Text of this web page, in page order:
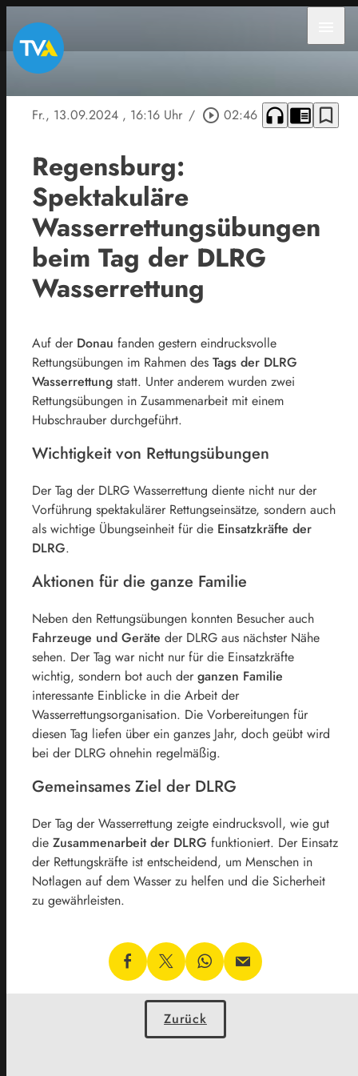
Fr., 13.09.2024 , 16:16 Uhr / play_circle_outline 02:46 headphones chrome_reader_mode bookmark_border
Regensburg:
Spektakuläre
Wasserrettungsübungen
beim Tag der DLRG
Wasserrettung
Auf der Donau fanden gestern eindrucksvolle
Rettungsübungen im Rahmen des Tags der DLRG
Wasserrettung statt. Unter anderem wurden zwei
Rettungsübungen in Zusammenarbeit mit einem
Hubschrauber durchgeführt.
Wichtigkeit von Rettungsübungen
Der Tag der DLRG Wasserrettung diente nicht nur der
Vorführung spektakulärer Rettungseinsätze, sondern auch
als wichtige Übungseinheit für die Einsatzkräfte der
DLRG.
Aktionen für die ganze Familie
Neben den Rettungsübungen konnten Besucher auch
Fahrzeuge und Geräte der DLRG aus nächster Nähe
sehen. Der Tag war nicht nur für die Einsatzkräfte
wichtig, sondern bot auch der ganzen Familie
interessante Einblicke in die Arbeit der
Wasserrettungsorganisation. Die Vorbereitungen für
diesen Tag liefen über ein ganzes Jahr, doch geübt wird
bei der DLRG ohnehin regelmäßig.
Gemeinsames Ziel der DLRG
Der Tag der Wasserrettung zeigte eindrucksvoll, wie gut
die Zusammenarbeit der DLRG funktioniert. Der Einsatz
der Rettungskräfte ist entscheidend, um Menschen in
Notlagen auf dem Wasser zu helfen und die Sicherheit
zu gewährleisten.
Zurück